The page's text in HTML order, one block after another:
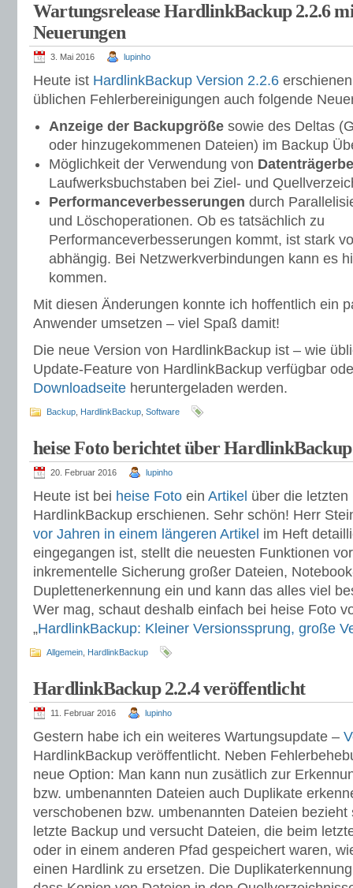
Wartungsrelease HardlinkBackup 2.2.6
Neuerungen
3. Mai 2016 lupinho
Heute ist HardlinkBackup Version 2.2.6
üblichen Fehlerbereinigungen auch folgende
Anzeige der Backupgröße sowie des Deltas
oder hinzugekommenen Dateien) im Backup
Möglichkeit der Verwendung von
Laufwerksbuchstaben bei Ziel- und
Performanceverbesserungen durch
und Löschoperationen. Ob es tatsächlich zu
Performanceverbesserungen kommt, ist stark
abhängig. Bei Netzwerkverbindungen kann es
kommen.
Mit diesen Änderungen konnte ich hoffentlich ein
Anwender umsetzen – viel Spaß damit!
Die neue Version von HardlinkBackup ist – wie
Update-Feature von HardlinkBackup verfügbar
Downloadseite heruntergeladen werden.
Backup HardlinkBackup Software
heise Foto berichtet über HardlinkBackup
20. Februar 2016 lupinho
Heute ist bei heise Foto ein Artikel über die
HardlinkBackup erschienen. Sehr schön! Herr
vor Jahren in einem längeren Artikel im Heft
eingegangen ist, stellt die neuesten Funktionen
inkrementelle Sicherung großer Dateien,
Duplettenerkennung ein und kann das alles viel
Wer mag, schaut deshalb einfach bei heise Foto
„HardlinkBackup: Kleiner Versionssprung, große
Allgemein HardlinkBackup
HardlinkBackup 2.2.4 veröffentlicht
11. Februar 2016 lupinho
Gestern habe ich ein weiteres Wartungsupdate –
HardlinkBackup veröffentlicht. Neben
neue Option: Man kann nun zusätlich zur
bzw. umbenannten Dateien auch Duplikate
verschobenen bzw. umbenannten Dateien
letzte Backup und versucht Dateien, die beim
oder in einem anderen Pfad gespeichert waren,
einen Hardlink zu ersetzen. Die